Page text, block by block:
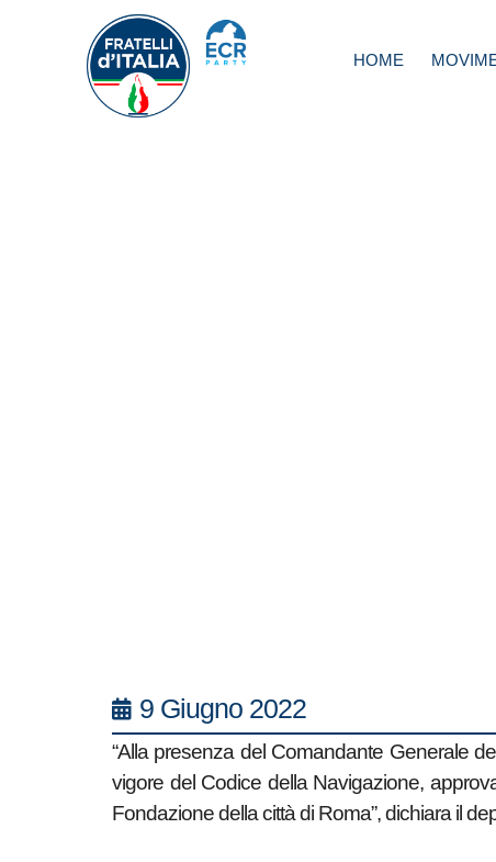
HOME
9 Giugno 2022
“Alla presenza del Comandante Generale
vigore del Codice della Navigazione,
Fondazione della città di Roma”, dichiara il